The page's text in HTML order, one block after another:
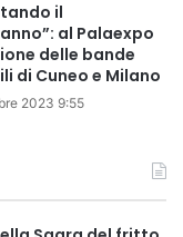
il
al Palaexpo
delle bande
di Cuneo e Milano
2023 9:55